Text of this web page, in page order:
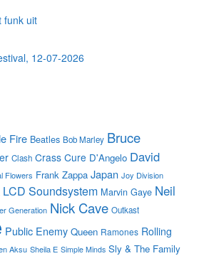
funk uit
12-07-2026
Fire Beatles Bob Marley Bruce
Clash Crass Cure D'Angelo David
Flowers Frank Zappa Japan Joy Division
LCD Soundsystem Marvin Gaye Neil
Generation Nick Cave Outkast
Public Enemy Queen Ramones Rolling
Aksu Sheila E Simple Minds Sly & The Family